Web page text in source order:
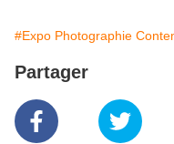
#Expo Photographie
Partager